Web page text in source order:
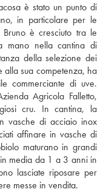
è stato un punto di
in particolare per le
è cresciuto tra le
nella cantina di
della selezione dei
sua competenza, ha
commerciante di uve.
Agricola Falletto,
cru. In cantina, la
vasche di acciaio inox
affinare in vasche di
maturano in grandi
media da 1 a 3 anni in
lasciate riposare per
messe in vendita.